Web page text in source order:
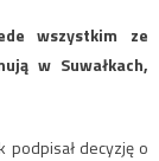
wszystkim ze
w Suwałkach,
podpisał decyzję o